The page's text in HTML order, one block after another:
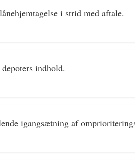
i strid med aftale.
indhold.
igangsætning af